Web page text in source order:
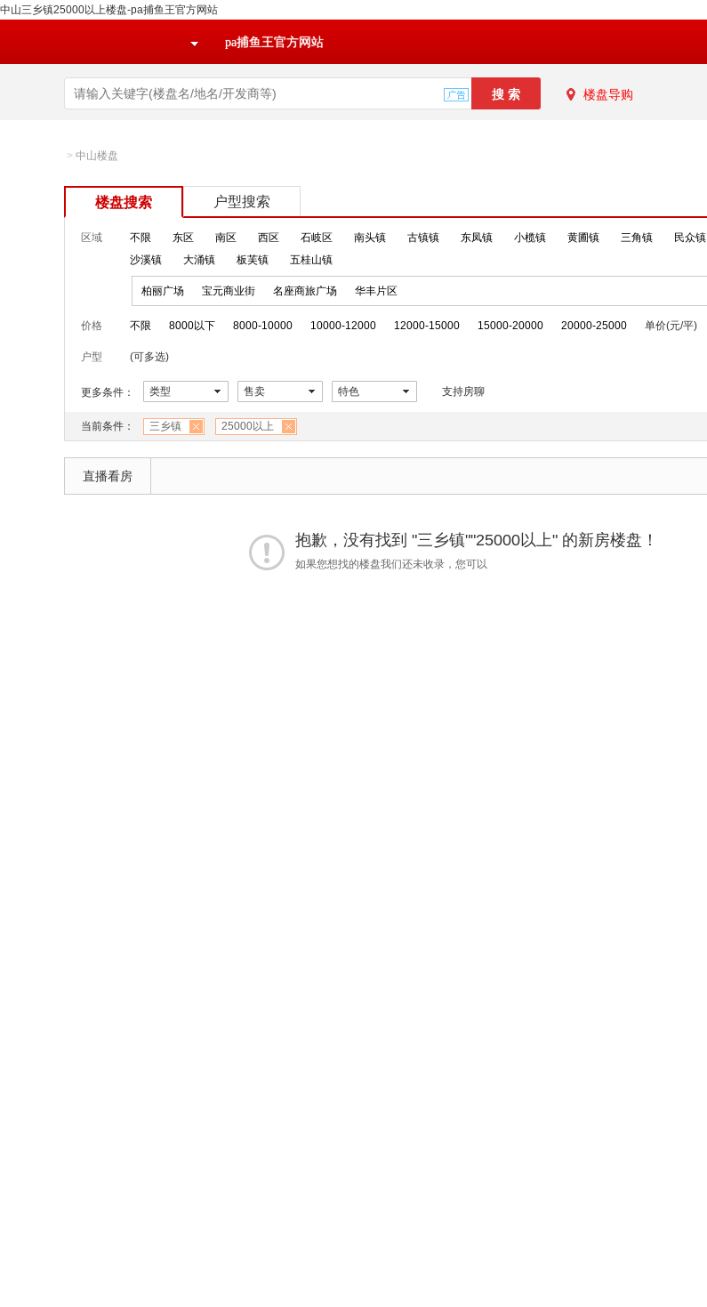
中山三乡镇25000以上楼盘-pa捕鱼王官方网站
pa捕鱼王官方网站
楼盘导购
> 中山楼盘
楼盘搜索 户型搜索
区域 不限 东区 南区 西区 石岐区 南头镇 古镇镇 东凤镇 小榄镇 黄圃镇 三角镇 民众镇
沙溪镇
大涌镇 板芙镇 五桂山镇
柏丽广场 宝元商业街 名座商旅广场 华丰片区
价格 不限 8000以下 8000-10000 10000-12000 12000-15000 15000-20000 20000-25000 单价(元/平)
户型 (可多选)
更多条件： 类型 售卖 特色 支持房聊
当前条件： 三乡镇 25000以上
直播看房
抱歉，没有找到 "三乡镇""25000以上" 的新房楼盘！
如果您想找的楼盘我们还未收录，您可以